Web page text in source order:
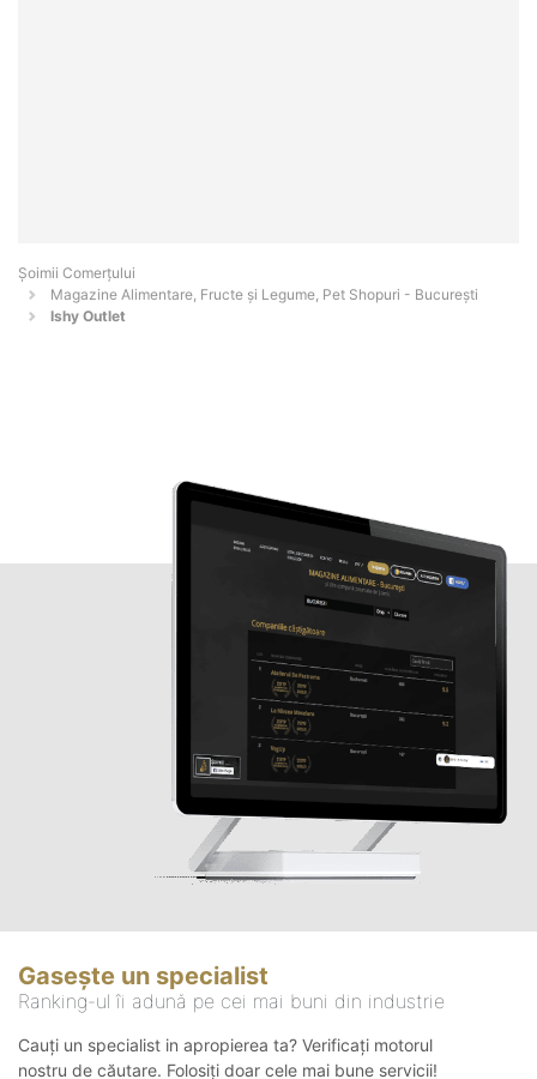
Șoimii Comerțului
Magazine Alimentare, Fructe și Legume, Pet Shopuri - Bucureşti
Ishy Outlet
Gasește un specialist
Ranking-ul îi adună pe cei mai buni din industrie
Cauți un specialist in apropierea ta? Verificați motorul
nostru de căutare. Folosiți doar cele mai bune servicii!